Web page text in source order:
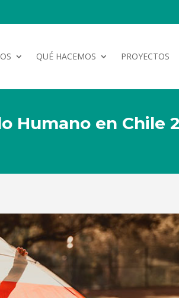
QUÉ HACEMOS PROYECTOS
Humano en Chile